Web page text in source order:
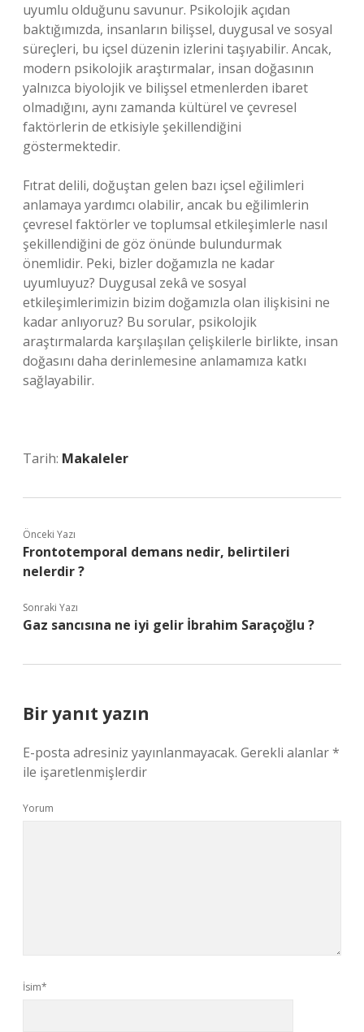
uyumlu olduğunu savunur. Psikolojik açıdan
baktığımızda, insanların bilişsel, duygusal ve sosyal
süreçleri, bu içsel düzenin izlerini taşıyabilir. Ancak,
modern psikolojik araştırmalar, insan doğasının
yalnızca biyolojik ve bilişsel etmenlerden ibaret
olmadığını, aynı zamanda kültürel ve çevresel
faktörlerin de etkisiyle şekillendiğini
göstermektedir.
Fıtrat delili, doğuştan gelen bazı içsel eğilimleri
anlamaya yardımcı olabilir, ancak bu eğilimlerin
çevresel faktörler ve toplumsal etkileşimlerle nasıl
şekillendiğini de göz önünde bulundurmak
önemlidir. Peki, bizler doğamızla ne kadar
uyumluyuz? Duygusal zekâ ve sosyal
etkileşimlerimizin bizim doğamızla olan ilişkisini ne
kadar anlıyoruz? Bu sorular, psikolojik
araştırmalarda karşılaşılan çelişkilerle birlikte, insan
doğasını daha derinlemesine anlamamıza katkı
sağlayabilir.
Tarih: Makaleler
Önceki Yazı
Frontotemporal demans nedir, belirtileri
nelerdir ?
Sonraki Yazı
Gaz sancısına ne iyi gelir İbrahim Saraçoğlu ?
Bir yanıt yazın
E-posta adresiniz yayınlanmayacak. Gerekli alanlar*
ile işaretlenmişlerdir
Yorum
İsim*